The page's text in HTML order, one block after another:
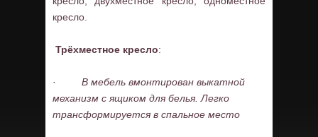
кресло.
Трёхместное кресло:
·
В мебель вмонтирован выкатной
механизм с ящиком для белья. Легко
трансформируется в спальное место